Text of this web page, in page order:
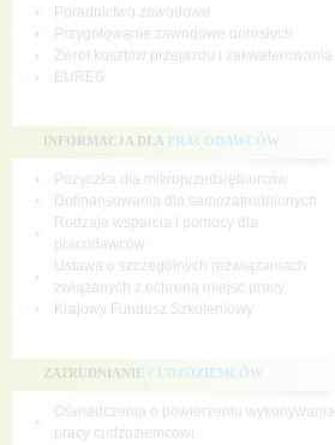
Poradnictwo zawodowe
Przygotowanie zawodowe dorosłych
Zwrot kosztów przejazdu i zakwaterowania
EURES
INFORMACJA DLA PRACODAWCÓW
Pożyczka dla mikroprzedsiębiorców
Dofinansowania dla samozatrudnionych
Rodzaje wsparcia i pomocy dla
pracodawców
Ustawa o szczególnych rozwiązaniach
związanych z ochroną miejsc pracy
Krajowy Fundusz Szkoleniowy
ZATRUDNIANIE CUDZOZIEMCÓW
Oświadczenia o powierzeniu wykonywania
pracy cudzoziemcowi